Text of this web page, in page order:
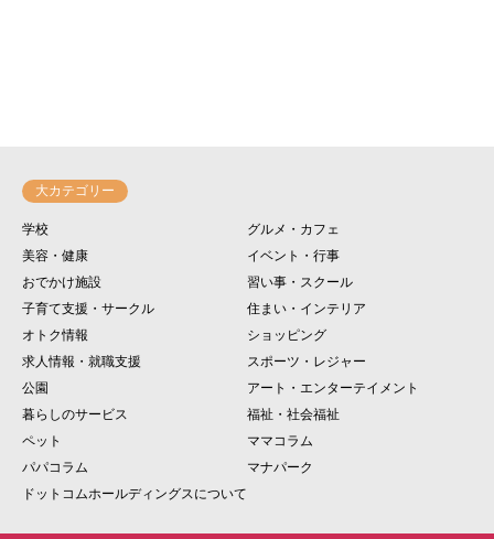
大カテゴリー
学校
グルメ・カフェ
美容・健康
イベント・行事
おでかけ施設
習い事・スクール
子育て支援・サークル
住まい・インテリア
オトク情報
ショッピング
求人情報・就職支援
スポーツ・レジャー
公園
アート・エンターテイメント
暮らしのサービス
福祉・社会福祉
ペット
ママコラム
パパコラム
マナパーク
ドットコムホールディングスについて